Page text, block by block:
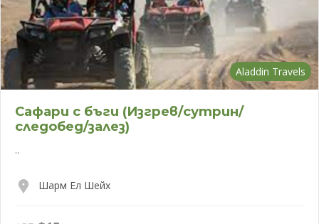
Aladdin Travels
Сафари с бъги (Изгрев/сутрин/
следобед/залез)
..
Шарм Ел Шейх